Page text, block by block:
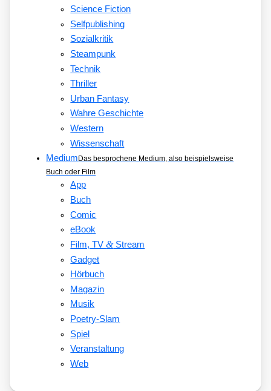
Science Fiction
Selfpublishing
Sozialkritik
Steampunk
Technik
Thriller
Urban Fantasy
Wahre Geschichte
Western
Wissenschaft
Medium Das besprochene Medium, also beispielsweise
Buch oder Film
App
Buch
Comic
eBook
Film, TV&Stream
Gadget
Hörbuch
Magazin
Musik
Poetry-Slam
Spiel
Veranstaltung
Web